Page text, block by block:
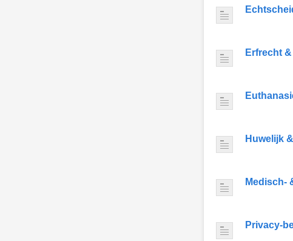
Erfrecht
Huwelijk
Medisch-
Privacy-